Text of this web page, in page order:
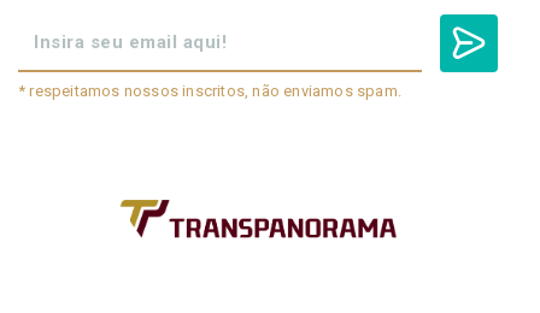
* respeitamos nossos inscritos, não enviamos spam.